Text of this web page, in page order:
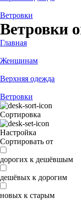
Ветровки
Ветровки
Главная
Женщинам
Верхняя одежда
Ветровки
Сортировка
Настройка
Сортировать от
дорогих к дешёвшым
дешёвых к дорогим
новых к старым